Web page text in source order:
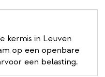
kermis in Leuven
op een openbare
een belasting.